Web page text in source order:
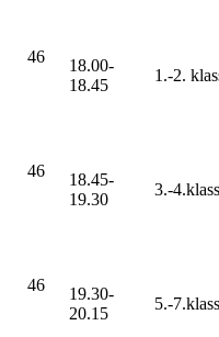
46
18.00-
18.45
1.-2.
46
18.45-
19.30
3.-
46
19.30-
20.15
5.-